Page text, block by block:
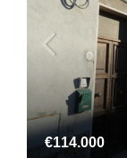
€114.000